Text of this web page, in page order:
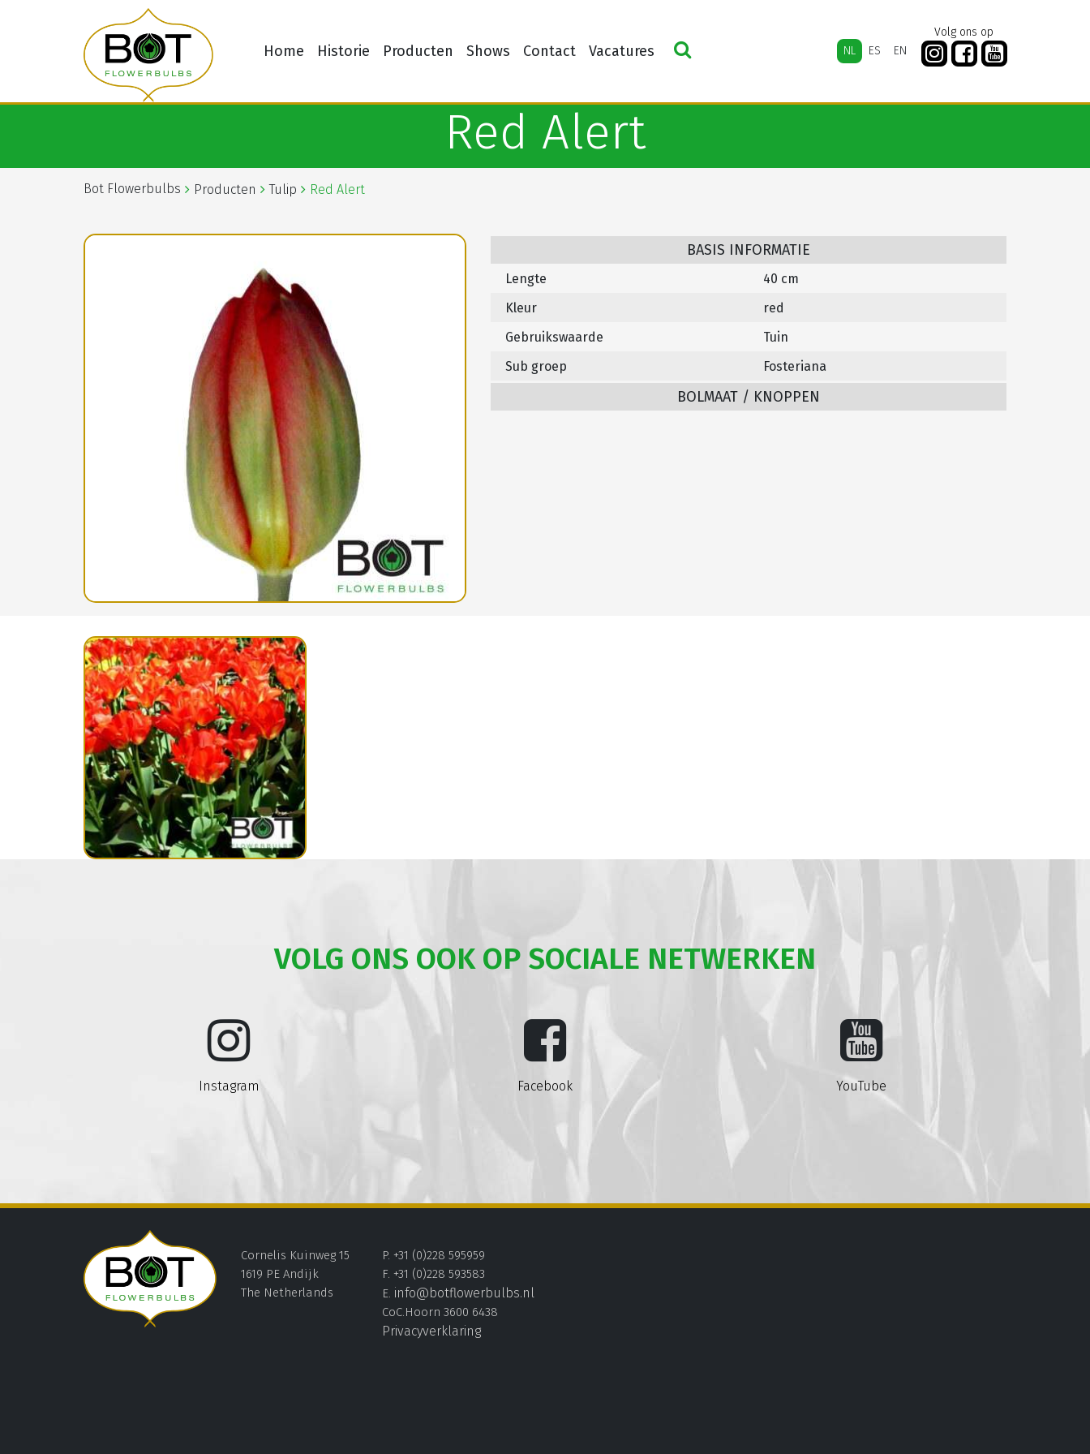
Home Historie Producten Shows Contact Vacatures NL ES EN
Volg ons op
Red Alert
Bot Flowerbulbs Producten Tulip Red Alert
BASIS INFORMATIE
Lengte
40 cm
Kleur
red
Gebruikswaarde
Tuin
Sub groep
Fosteriana
BOLMAAT / KNOPPEN
VOLG ONS OOK OP SOCIALE NETWERKEN
Instagram Facebook YouTube
Cornelis Kuinweg 15
1619 PE Andijk
The Netherlands
P. +31 (0)228 595959
F. +31 (0)228 593583
E. info@botflowerbulbs.nl
CoC.Hoorn 3600 6438
Privacyverklaring